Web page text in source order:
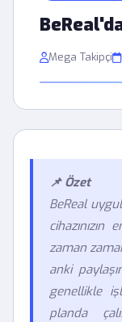
Mega Takipçi
📌 Özet
BeReal
zaman
anki
genellikle
planda